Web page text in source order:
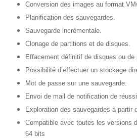
Conversion des images au format
Planification des sauvegardes.
Sauvegarde incrémentale.
Clonage de partitions et de disques.
Effacement définitif de disques ou de
Possibilité d’effectuer un stockage
Mot de passe sur une sauvegarde.
Envoi de mail de notification de
Exploration des sauvegardes à partir
Compatible avec toutes les versions
64 bits